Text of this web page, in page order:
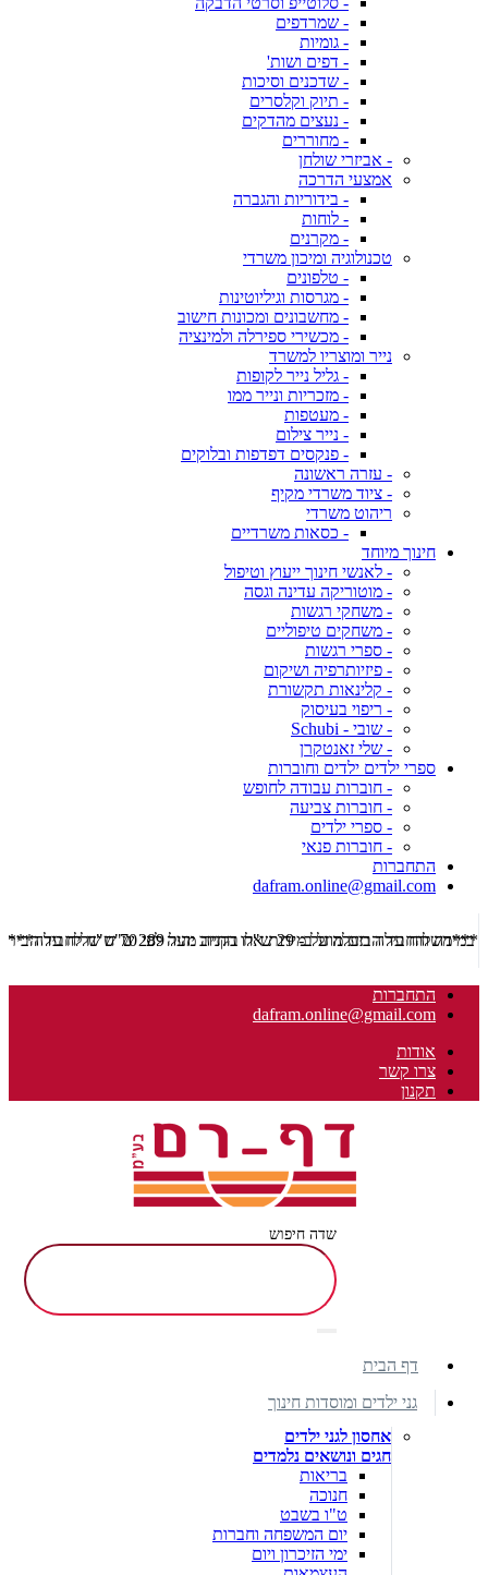
- שמרדפים
- גומיות
- דפים ושות'
- שדכנים וסיכות
- תיוק וקלסרים
- נעצים מהדקים
- מחוררים
- אביזרי שולחן
אמצעי הדרכה
- בידוריות והגברה
- לוחות
- מקרנים
טכנולוגיה ומיכון משרדי
- טלפונים
- מגרסות וגיליוטינות
- מחשבונים ומכונות חישוב
- מכשירי ספירלה ולמינציה
נייר ומוצריו למשרד
- גליל נייר לקופות
- מזכריות ונייר ממו
- מעטפות
- נייר צילום
- פנקסים דפדפות ובלוקים
- עזרה ראשונה
- ציוד משרדי מקיף
ריהוט משרדי
- כסאות משרדיים
חינוך מיוחד
- לאנשי חינוך ייעוץ וטיפול
- מוטוריקה עדינה וגסה
- משחקי רגשות
- משחקים טיפוליים
- ספרי רגשות
- פיזיותרפיה ושיקום
- קלינאות תקשורת
- ריפוי בעיסוק
- שובי - Schubi
- שלי זאנטקרן
ספרי ילדים ילדים וחוברות
- חוברות עבודה לחופש
- חוברות צביעה
- ספרי ילדים
- חוברות פנאי
התחברות
dafram.online@gmail.com
***משלוח עד הבית מוזל ב- 29 ש"ח בקניה מעל 289 ש"ח שליח עד הבית ***
התחברות
dafram.online@gmail.com
אודות
צרו קשר
תקנון
שדה חיפוש
דף הבית
גני ילדים ומוסדות חינוך
אחסון לגני ילדים
חגים ונושאים נלמדים
בריאות
חנוכה
ט"ו בשבט
יום המשפחה וחברות
ימי הזיכרון ויום